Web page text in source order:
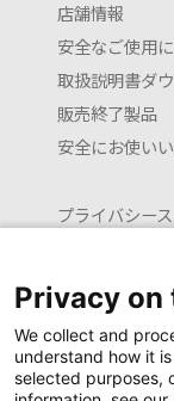
店舗情報
安全なご使用
取扱説明書ダ
販売終了製品
安全にお使い
プライバシー
お問い合わせ
Privacy on
We collect and
understand how it
selected purposes,